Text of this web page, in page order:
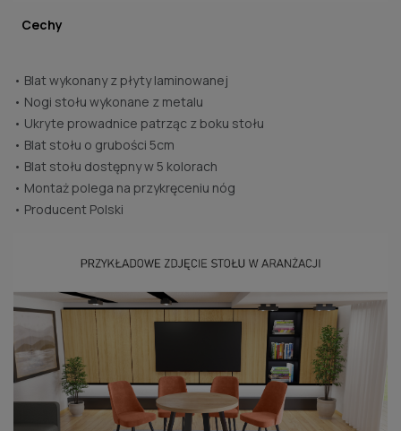
Cechy
• Blat wykonany z płyty laminowanej
• Nogi stołu wykonane z metalu
• Ukryte prowadnice patrząc z boku stołu
• Blat stołu o grubości 5cm
• Blat stołu dostępny w 5 kolorach
• Montaż polega na przykręceniu nóg
• Producent Polski